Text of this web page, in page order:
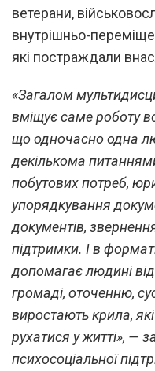
ветерани,
внутрішньо-
які постраждали
«Загалом
вміщує саме роботу
що одночасно одна
декількома
побутових потреб,
упорядкування
документів,
підтримки. І в
допомагає людині
громаді, оточенню,
виростають крила,
рухатися у житті», —
психосоціальної